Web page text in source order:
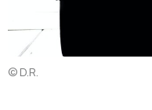
© D.R.